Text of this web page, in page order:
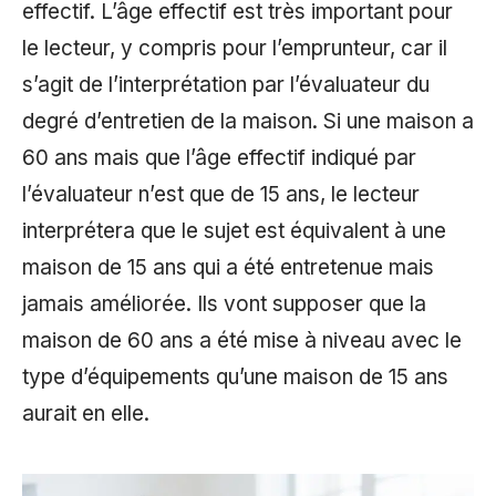
effectif. L’âge effectif est très important pour
le lecteur, y compris pour l’emprunteur, car il
s’agit de l’interprétation par l’évaluateur du
degré d’entretien de la maison. Si une maison a
60 ans mais que l’âge effectif indiqué par
l’évaluateur n’est que de 15 ans, le lecteur
interprétera que le sujet est équivalent à une
maison de 15 ans qui a été entretenue mais
jamais améliorée. Ils vont supposer que la
maison de 60 ans a été mise à niveau avec le
type d’équipements qu’une maison de 15 ans
aurait en elle.